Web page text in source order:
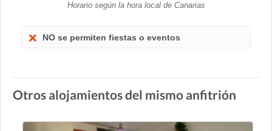
Horario según la hora local de Canarias
NO se permiten fiestas o eventos
Otros alojamientos del mismo anfitrión